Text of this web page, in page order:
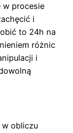
w procesie
i
to 24h na
różnic
i
w obliczu